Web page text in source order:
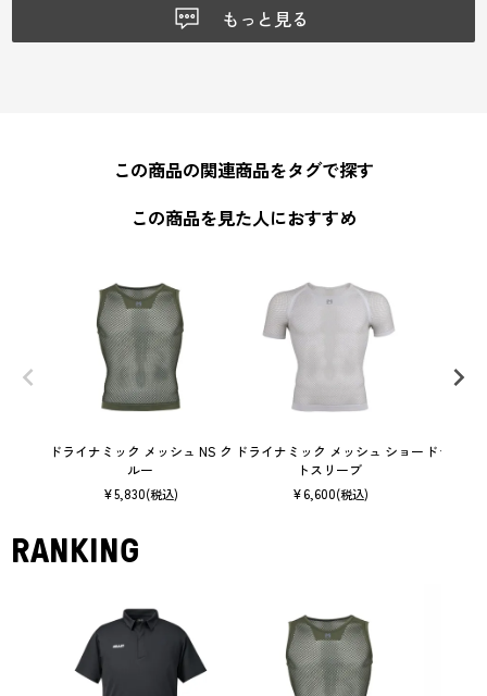
もっと見る
この商品の関連商品をタグで探す
この商品を見た人におすすめ
ドライナミック メッシュ NS ク
ルー
¥5,830(税込)
ドライナミック メッシュ ショー
トスリーブ
¥6,600(税込)
ドライナ
RANKING